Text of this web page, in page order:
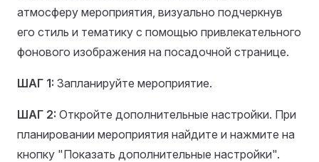
атмосферу мероприятия, визуально подчеркнув
его стиль и тематику с помощью привлекательного
фонового изображения на посадочной странице.
ШАГ 1: Запланируйте мероприятие.
ШАГ 2: Откройте дополнительные настройки. При
планировании мероприятия найдите и нажмите на
кнопку "Показать дополнительные настройки".